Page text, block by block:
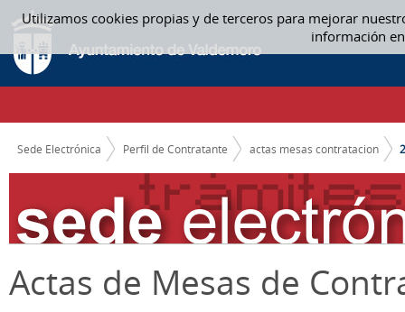
Utilizamos cookies propias y de terceros para mejorar
información
Saltar al contenido
2019 - ACTAS MESAS CONTRATACION
CAMINO DE MIGAS
Sede Electrónica Perfil de Contratante actas mesas contratacion
Actas de Mesas de